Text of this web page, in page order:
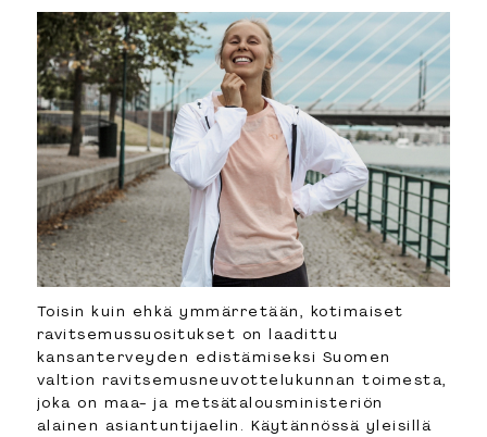
Toisin kuin ehkä ymmärretään, kotimaiset
ravitsemussuositukset on laadittu
kansanterveyden edistämiseksi Suomen
valtion ravitsemusneuvottelukunnan toimesta,
joka on maa- ja metsätalousministeriön
alainen asiantuntijaelin. Käytännössä yleisillä